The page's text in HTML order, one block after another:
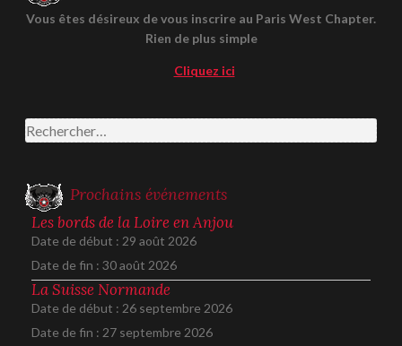
Vous êtes désireux de vous inscrire au Paris West Chapter.
Rien de plus simple
Cliquez ici
Rechercher :
Prochains événements
Les bords de la Loire en Anjou
Date de début : 29 août 2026
Date de fin : 30 août 2026
La Suisse Normande
Date de début : 26 septembre 2026
Date de fin : 27 septembre 2026